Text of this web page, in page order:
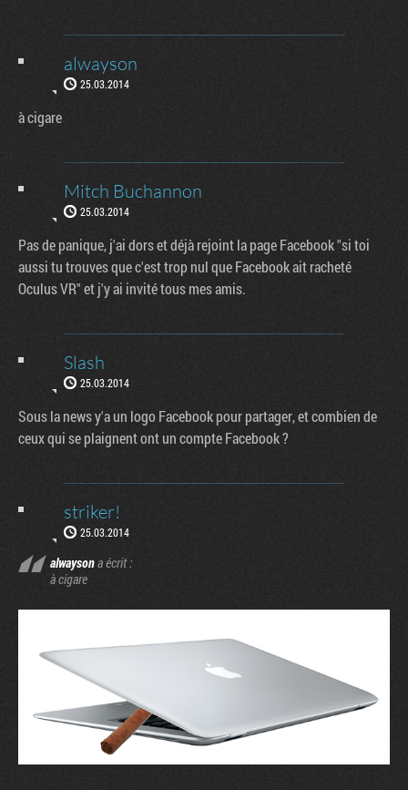
alwayson
25.03.2014
à cigare
Mitch Buchannon
25.03.2014
Pas de panique, j'ai dors et déjà rejoint la page Facebook "si toi
aussi tu trouves que c'est trop nul que Facebook ait racheté
Oculus VR" et j'y ai invité tous mes amis.
Slash
25.03.2014
Sous la news y'a un logo Facebook pour partager, et combien de
ceux qui se plaignent ont un compte Facebook ?
striker!
25.03.2014
alwaysona écrit :
à cigare